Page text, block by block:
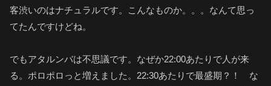
客渋いのはナチュラルです。こんなものか。。。なんて思っ
てたんですけどね。
でもアタルンバは不思議です。なぜか22:00あたりで人が来
る。ポロポロっと増えました。22:30あたりで最盛期？！ な